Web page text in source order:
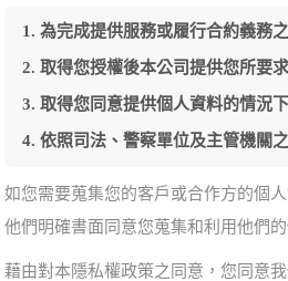
為完成提供服務或履行合約義務
取得您授權後本公司提供您所要
取得您同意提供個人資料的情況下
依照司法、警察單位及主管機關
如您需要蒐集您的客戶或合作方的個
他們明確書面同意您蒐集和利用他們的
藉由對本隱私權政策之同意，您同意